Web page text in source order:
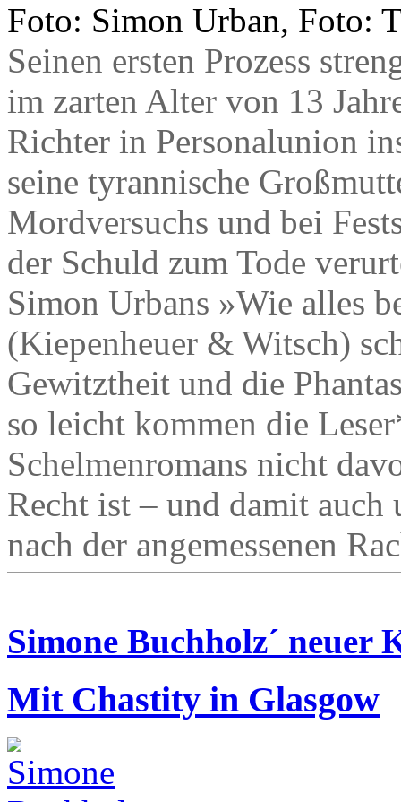
Foto: Simon Urban, Foto:
Seinen ersten Prozess
im zarten Alter von 13
Richter in Personalunion
seine tyrannische
Mordversuchs und bei
der Schuld zum Tode
Simon Urbans »Wie alles
(Kiepenheuer & Witsch)
Gewitztheit und die
so leicht kommen die
Schelmenromans nicht
Recht ist – und damit auch
nach der angemessenen
Simone Buchholz´
Mit Chastity in Glasgow